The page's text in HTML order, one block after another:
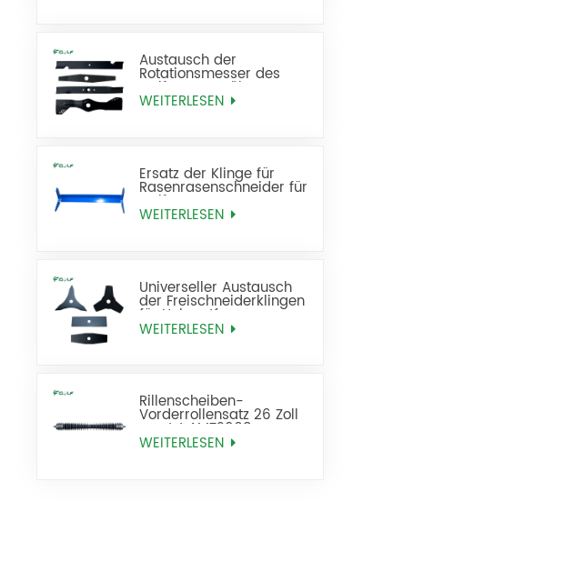
Austausch der
Rotationsmesser des
Golf-Rasenmähers
WEITERLESEN
Ersatz der Klinge für
Rasenrasenschneider für
Golfrasen
WEITERLESEN
Universeller Austausch
der Freischneiderklingen
für Unkrautfresser
WEITERLESEN
Rillenscheiben-
Vorderrollensatz 26 Zoll
ersetzt AMT2968
BM25318
WEITERLESEN